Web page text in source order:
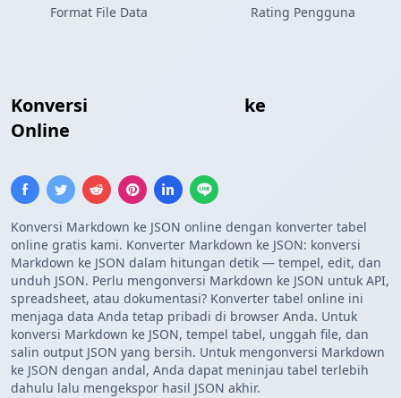
Konversi ke
Online
Konversi Markdown ke JSON online dengan konverter tabel
online gratis kami. Konverter Markdown ke JSON: konversi
Markdown ke JSON dalam hitungan detik — tempel, edit, dan
unduh JSON. Perlu mengonversi Markdown ke JSON untuk API,
spreadsheet, atau dokumentasi? Konverter tabel online ini
menjaga data Anda tetap pribadi di browser Anda. Untuk
konversi Markdown ke JSON, tempel tabel, unggah file, dan
salin output JSON yang bersih. Untuk mengonversi Markdown
ke JSON dengan andal, Anda dapat meninjau tabel terlebih
dahulu lalu mengekspor hasil JSON akhir.
Format File Data Rating Pengguna